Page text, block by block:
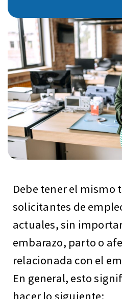
Debe tener el mismo
solicitantes de
actuales, sin
embarazo, parto o
relacionada con el
En general, esto
hacer lo siguiente: